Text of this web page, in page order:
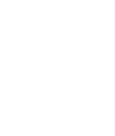
details en een
en ga op ontdekking.